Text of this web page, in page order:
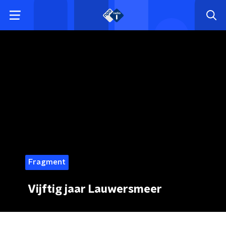
Fragment
Vijftig jaar Lauwersmeer